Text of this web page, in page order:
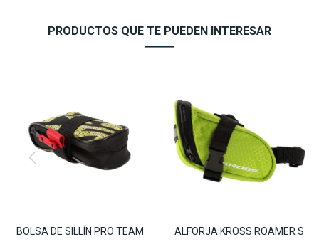
PRODUCTOS QUE TE PUEDEN INTERESAR
BOLSA DE SILLÍN PRO TEAM ALFORJA KROSS ROAMER S